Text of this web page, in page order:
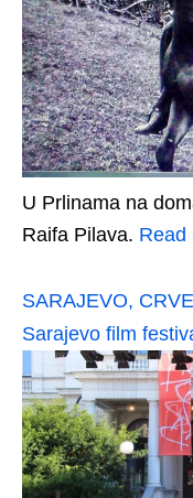
U Prlinama na
Raifa Pilava. Read
SARAJEVO,
Sarajevo film